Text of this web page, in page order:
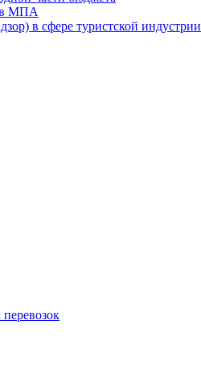
МПА
в сфере туристской индустрии